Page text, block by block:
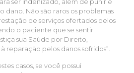
ser indenizado, além de punir e
dano. Não são raros os problemas
de serviços ofertados pelos
o paciente que se sentir
sua Saúde por Direito,
reparação pelos danos sofridos”.
casos, se você possui